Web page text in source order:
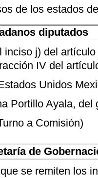
de los estados
diputados
inciso j) del
IV del
Unidos
Portillo Ayala,
a Comisión)
de
se remiten los